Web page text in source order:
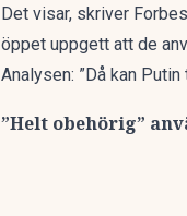
Det visar, skriver Forbes
öppet uppgett att de
Analysen: ”Då kan
”Helt obehörig”